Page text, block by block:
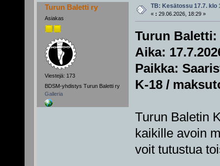
Turun Baletti ry
Asiakas
Viestejä: 173
BDSM-yhdistys Turun Baletti ry
Galleria
TB: Kesätossu 17.7. klo
« : 29.06.2026, 18:29 »
Turun
Aika:
Paikka:
K-18 /
Turun Baletin
kaikille avoin
voit tutustua